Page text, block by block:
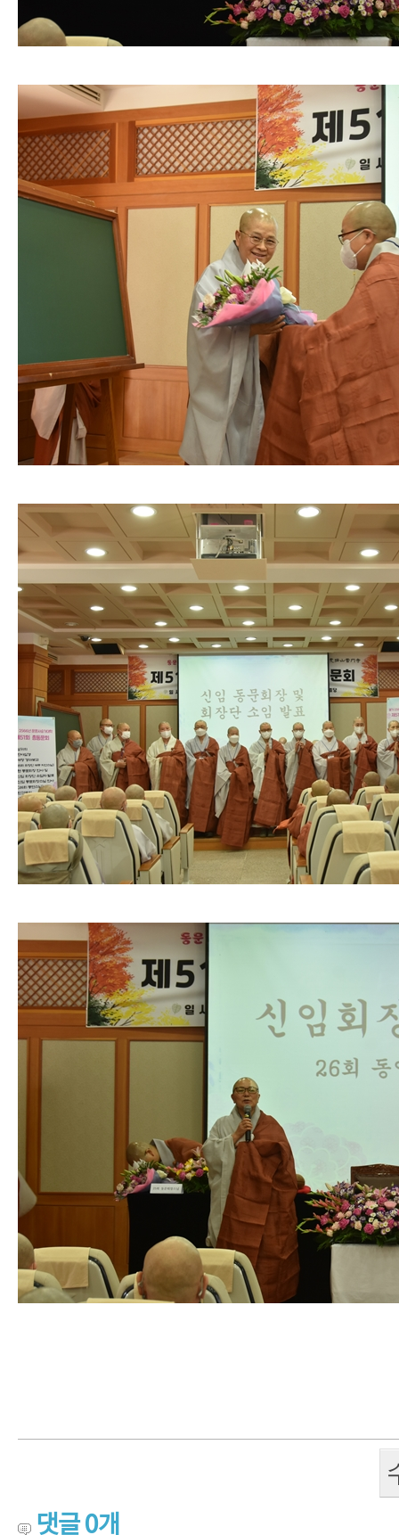
댓글0개